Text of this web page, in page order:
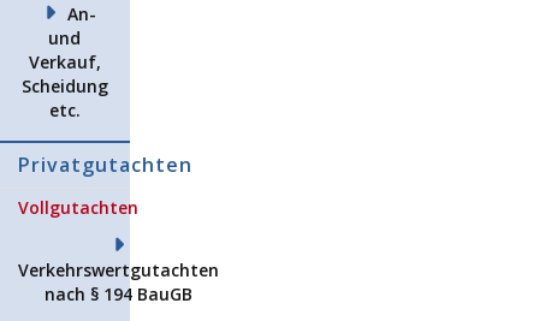
An-
und
Verkauf,
Scheidung
etc.
Privatgutachten
Vollgutachten
Verkehrswertgutachten
nach § 194 BauGB